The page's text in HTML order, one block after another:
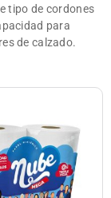
tipo de cordones
para
de calzado.